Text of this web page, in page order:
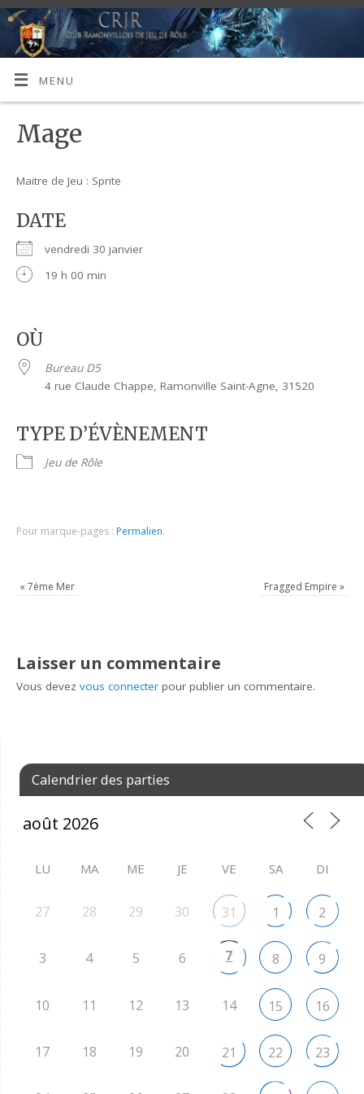
MENU
Mage
Maitre de Jeu : Sprite
DATE
vendredi 30 janvier
19 h 00 min
OÙ
Bureau D5
4 rue Claude Chappe, Ramonville Saint-Agne, 31520
TYPE D’ÉVÈNEMENT
Jeu de Rôle
Pour marque-pages : Permalien.
« 7ème Mer Fragged Empire »
Laisser un commentaire
Vous devezvous connecter pour publier un commentaire.
Calendrier des parties
LU MA ME JE VE SA DI
27 28 29 30 31 1 2
3 4 5 6 7 8 9
10 11 12 13 14 15 16
17 18 19 20 21 22 23